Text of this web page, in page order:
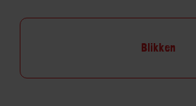
Blikken